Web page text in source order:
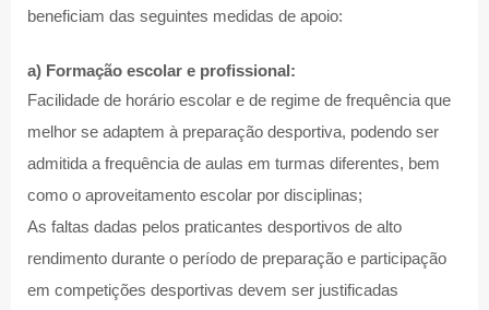
beneficiam das seguintes medidas de apoio:
a) Formação escolar e profissional:
Facilidade de horário escolar e de regime de frequência que
melhor se adaptem à preparação desportiva, podendo ser
admitida a frequência de aulas em turmas diferentes, bem
como o aproveitamento escolar por disciplinas;
As faltas dadas pelos praticantes desportivos de alto
rendimento durante o período de preparação e participação
em competições desportivas devem ser justificadas